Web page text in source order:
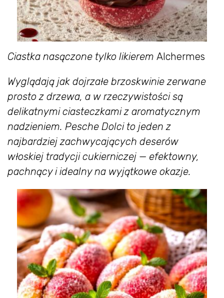
Ciastka nasączone tylko likierem Alchermes
Wyglądają jak dojrzałe brzoskwinie zerwane
prosto z drzewa, a w rzeczywistości są
delikatnymi ciasteczkami z aromatycznym
nadzieniem. Pesche Dolci to jeden z
najbardziej zachwycających deserów
włoskiej tradycji cukierniczej — efektowny,
pachnący i idealny na wyjątkowe okazje.